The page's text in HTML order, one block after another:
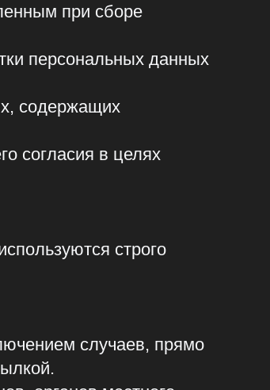
целях
строго
прямо
Сайта